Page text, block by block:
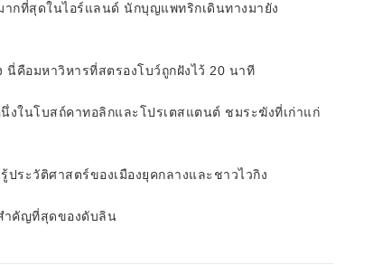
กที่สุดในไอร์แลนด์ นักบุญแพทริกเดินทางมายัง
คือมหาวิหารที่สตรองโบว์ถูกฝังไว้ 20 นาที
งในโบสถ์คาทอลิกและโปรเตสแตนต์ ชมระฆังที่เก่าแก่
ประวัติศาสตร์ของเมืองยุคกลางและชาวไวกิง
ำคัญที่สุดของดับลิน